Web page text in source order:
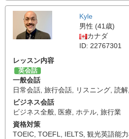
Kyle
男性 (41歳)
カナダ
ID: 22767301
レッスン内容
英会話
一般会話
日常会話 旅行会話 リスニング 読解
ビジネス会話
ビジネス全般
医療 ホテル 旅行業
資格対策
TOEIC TOEFL IELTS 観光英語能